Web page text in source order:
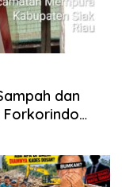
dan
Forkorindo